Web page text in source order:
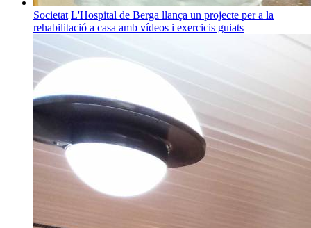
Societat L'Hospital de Berga llança un projecte per a la
rehabilitació a casa amb vídeos i exercicis guiats